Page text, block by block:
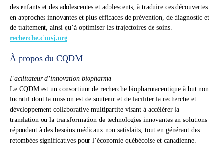
des enfants et des adolescentes et adolescents, à traduire ces découvertes
en approches innovantes et plus efficaces de prévention, de diagnostic et
de traitement, ainsi qu’à optimiser les trajectoires de soins.
recherche.chusj.org
À propos du CQDM
Facilitateur d’innovation biopharma
Le CQDM est un consortium de recherche biopharmaceutique à but non
lucratif dont la mission est de soutenir et de faciliter la recherche et
développement collaborative multipartite visant à accélérer la
translation ou la transformation de technologies innovantes en solutions
répondant à des besoins médicaux non satisfaits, tout en générant des
retombées significatives pour l’économie québécoise et canadienne.